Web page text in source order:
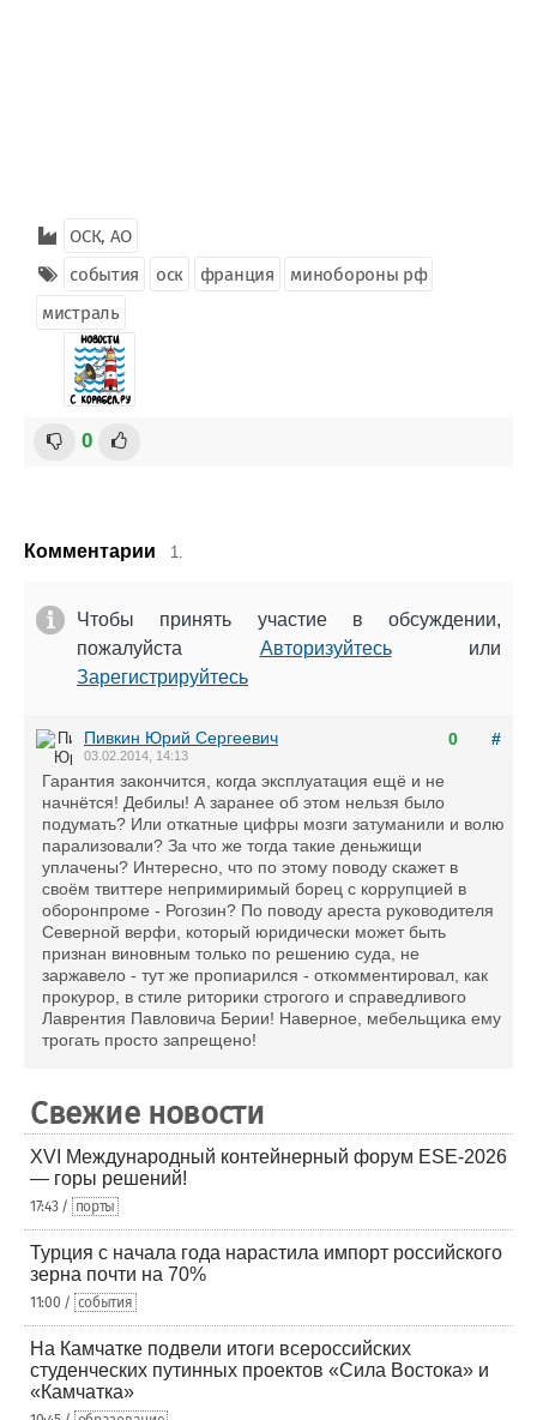
ОСК, АО
события
оск франция
минобороны рф
мистраль
0
Комментарии 1.
Чтобы принять участие в обсуждении,
пожалуйста Авторизуйтесьили
Зарегистрируйтесь
0 #
Пивкин Юрий Сергеевич
03.02.2014, 14:13
Гарантия закончится, когда эксплуатация ещё и не
начнётся! Дебилы! А заранее об этом нельзя было
подумать? Или откатные цифры мозги затуманили и волю
парализовали? За что же тогда такие деньжищи
уплачены? Интересно, что по этому поводу скажет в
своём твиттере непримиримый борец с коррупцией в
оборонпроме - Рогозин? По поводу ареста руководителя
Северной верфи, который юридически может быть
признан виновным только по решению суда, не
заржавело - тут же пропиарился - откомментировал, как
прокурор, в стиле риторики строгого и справедливого
Лаврентия Павловича Берии! Наверное, мебельщика ему
трогать просто запрещено!
Свежие новости
XVI Международный контейнерный форум ESE-2026
— горы решений!
17:43 / порты
Турция с начала года нарастила импорт российского
зерна почти на 70%
11:00 / события
На Камчатке подвели итоги всероссийских
студенческих путинных проектов «Сила Востока» и
«Камчатка»